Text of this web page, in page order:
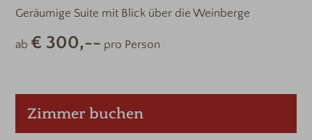
Geräumige Suite mit Blick über die Weinberge
ab € 300,-- pro Person
Zimmer buchen